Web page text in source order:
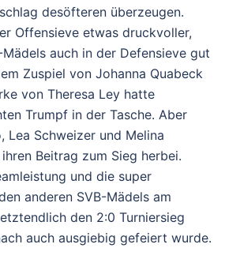
desöfteren überzeugen.
Offensieve etwas druckvoller,
auch in der Defensieve gut
Zuspiel von Johanna Quabeck
von Theresa Ley hatte
Trumpf in der Tasche. Aber
Lea Schweizer und Melina
Beitrag zum Sieg herbei.
und die super
anderen SVB-Mädels am
den 2:0 Turniersieg
auch ausgiebig gefeiert wurde.